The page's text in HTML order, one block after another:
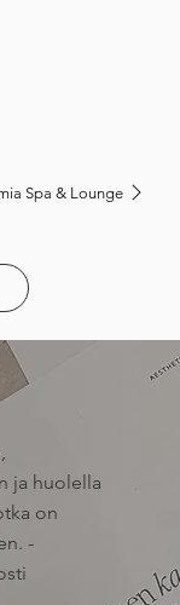
Spa & Lounge
ja huolella
on
-